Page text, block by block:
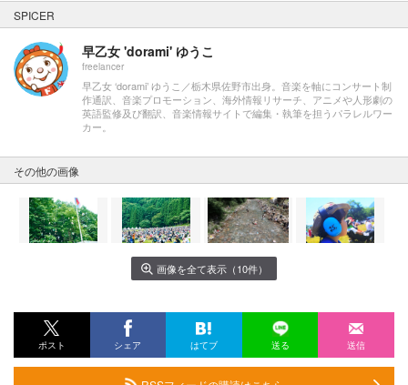
SPICER
早乙女 'dorami' ゆうこ
freelancer
早乙女 ‘dorami’ ゆうこ／栃木県佐野市出身。音楽を軸にコンサート制
作通訳、音楽プロモーション、海外情報リサーチ、アニメや人形劇の
英語監修及び翻訳、音楽情報サイトで編集・執筆を担うパラレルワー
カー。
その他の画像
画像を全て表示（10件）
ポスト シェア はてブ 送る 送信